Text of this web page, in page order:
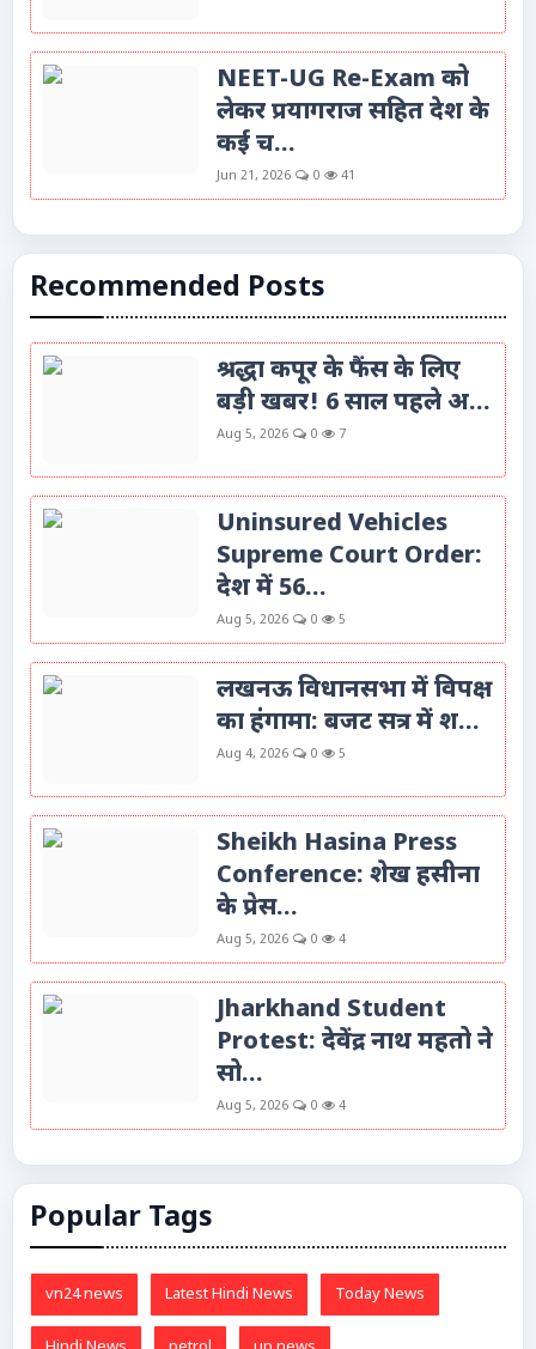
NEET-UG Re-Exam को
लेकर प्रयागराज सहित देश के
कई च...
Jun 21, 2026 0 41
Recommended Posts
श्रद्धा कपूर के फैंस के लिए
बड़ी खबर! 6 साल पहले अ...
Aug 5, 2026 0 7
Uninsured Vehicles
Supreme Court Order:
देश में 56...
Aug 5, 2026 0 5
लखनऊ विधानसभा में विपक्ष
का हंगामा: बजट सत्र में श...
Aug 4, 2026 0 5
Sheikh Hasina Press
Conference: शेख हसीना
के प्रेस...
Aug 5, 2026 0 4
Jharkhand Student
Protest: देवेंद्र नाथ महतो ने
सो...
Aug 5, 2026 0 4
Popular Tags
vn24 news Latest Hindi News Today News